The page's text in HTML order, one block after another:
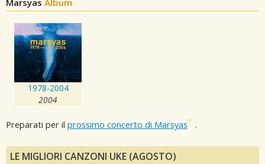
Marsyas Album
1978-2004
2004
Preparati per il prossimo concerto di Marsyas .
LE MIGLIORI CANZONI UKE (AGOSTO)